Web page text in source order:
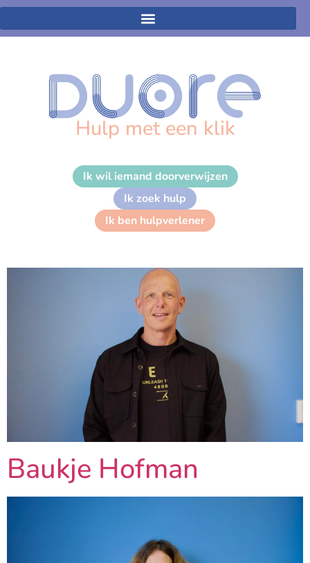
Hulp met een klik
Ik wil iemand doorverwijzen
Ik zoek hulp
Ik ben hulpverlener
HenkJan Holwerda
Baukje Hofman